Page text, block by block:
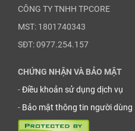
CÔNG TY TNHH TPCORE
MST: 1801740343
SĐT: 0977.254.157
CHỨNG NHẬN VÀ BẢO MẬT
-Điều khoản sử dụng dịch vụ
- Bảo mật thông tin người dùng